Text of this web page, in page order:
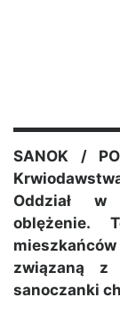
SANOK /
Oddział w
oblężenie.
związaną z
sanoczanki